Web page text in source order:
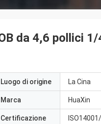
da 4,6 pollici
Luogo di origine La Cina
Marca HuaXin
Certificazione